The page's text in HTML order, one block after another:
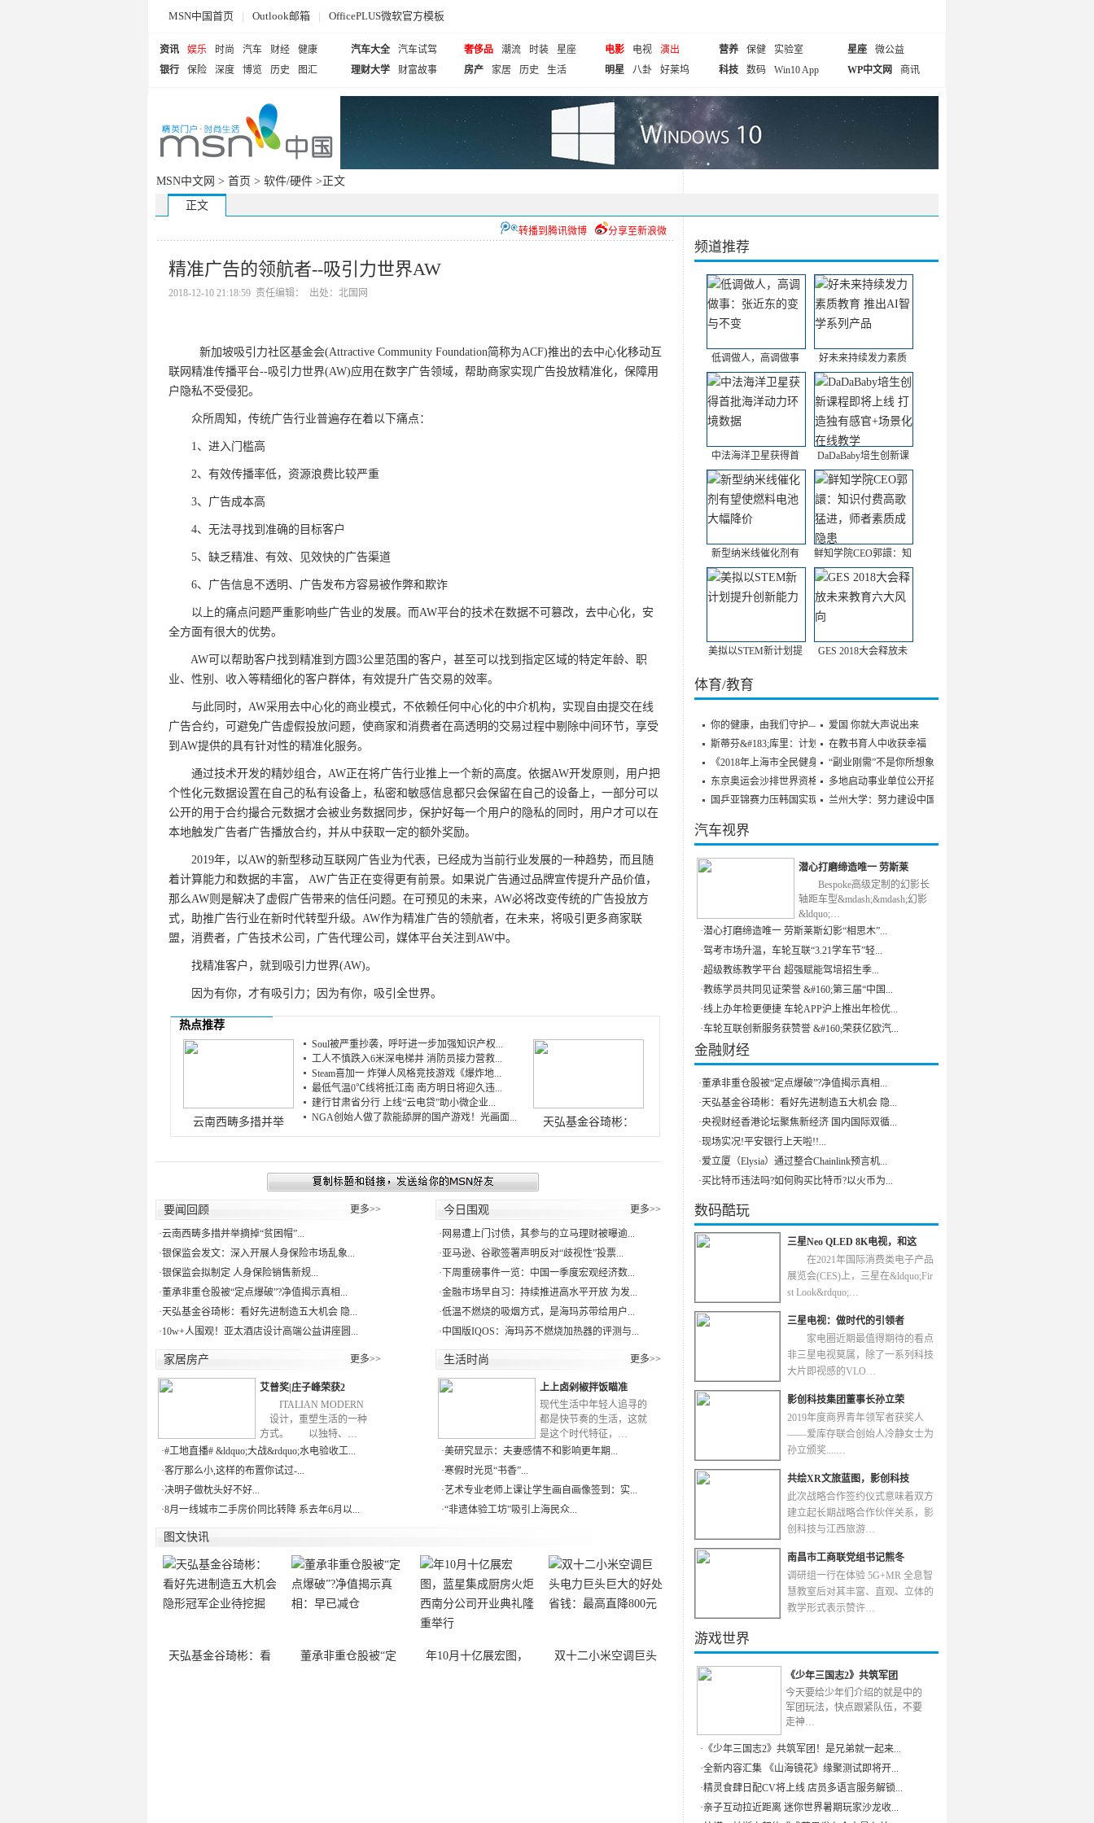
MSN中国首页 | Outlook邮箱 | OfficePLUS微软官方模板
资讯 娱乐 时尚 汽车 财经
健康
银行
保险 深度 博览 历史 图汇
汽车大全
汽车试驾
理财大学
财富故事
奢侈品 潮流 时装
星座
房产
家居 历史 生活
电影 电视
演出
明星
八卦 好莱坞
营养 保健
实验室
科技
数码 Win10 App
星座
微公益
WP中文网
商讯
MSN中文网 > 首页 > 软件/硬件 >正文
正文
分享至新浪微
转播到腾讯微博
精准广告的领航者--吸引力世界AW
2018-12-10 21:18:59 责任编辑： 出处：北国网
新加坡吸引力社区基金会(Attractive Community Foundation简称为ACF)推出的去中心化移动互
联网精准传播平台--吸引力世界(AW)应用在数字广告领域，帮助商家实现广告投放精准化，保障用
户隐私不受侵犯。
众所周知，传统广告行业普遍存在着以下痛点：
1、进入门槛高
2、有效传播率低，资源浪费比较严重
3、广告成本高
4、无法寻找到准确的目标客户
5、缺乏精准、有效、见效快的广告渠道
6、广告信息不透明、广告发布方容易被作弊和欺诈
以上的痛点问题严重影响些广告业的发展。而AW平台的技术在数据不可篡改，去中心化，安
全方面有很大的优势。
AW可以帮助客户找到精准到方圆3公里范围的客户，甚至可以找到指定区域的特定年龄、职
业、性别、收入等精细化的客户群体，有效提升广告交易的效率。
与此同时，AW采用去中心化的商业模式，不依赖任何中心化的中介机构，实现自由提交在线
广告合约，可避免广告虚假投放问题，使商家和消费者在高透明的交易过程中剔除中间环节，享受
到AW提供的具有针对性的精准化服务。
通过技术开发的精妙组合，AW正在将广告行业推上一个新的高度。依据AW开发原则，用户把
个性化元数据设置在自己的私有设备上，私密和敏感信息都只会保留在自己的设备上，一部分可以
公开的用于合约撮合元数据才会被业务数据同步，保护好每一个用户的隐私的同时，用户才可以在
本地触发广告者广告播放合约，并从中获取一定的额外奖励。
2019年，以AW的新型移动互联网广告业为代表，已经成为当前行业发展的一种趋势，而且随
着计算能力和数据的丰富， AW广告正在变得更有前景。如果说广告通过品牌宣传提升产品价值，
那么AW则是解决了虚假广告带来的信任问题。在可预见的未来，AW必将改变传统的广告投放方
式，助推广告行业在新时代转型升级。AW作为精准广告的领航者，在未来，将吸引更多商家联
盟，消费者，广告技术公司，广告代理公司，媒体平台关注到AW中。
找精准客户，就到吸引力世界(AW)。
因为有你，才有吸引力；因为有你，吸引全世界。
热点推荐
云南西畴多措并举
Soul被严重抄袭，呼吁进一步加强知识产权...
工人不慎跌入6米深电梯井 消防员接力营救...
Steam喜加一 炸弹人风格竞技游戏《爆炸地...
最低气温0℃线将抵江南 南方明日将迎久违...
建行甘肃省分行 上线“云电贷”助小微企业...
NGA创始人做了款能舔屏的国产游戏！光画面...
天弘基金谷琦彬：
要闻回顾 更多>>
·云南西畴多措并举摘掉“贫困帽”...
·银保监会发文：深入开展人身保险市场乱象...
·银保监会拟制定 人身保险销售新规...
·董承非重仓股被“定点爆破”?净值揭示真相...
·天弘基金谷琦彬：看好先进制造五大机会 隐...
·10w+人围观！亚太酒店设计高端公益讲座圆...
今日围观 更多>>
· 网易遭上门讨债，其参与的立马理财被曝逾...
·亚马逊、谷歌签署声明反对“歧视性”投票...
· 下周重磅事件一览：中国一季度宏观经济数...
·金融市场早自习：持续推进高水平开放 为发...
·低温不燃烧的吸烟方式，是海玛苏带给用户...
·中国版IQOS：海玛苏不燃烧加热器的评测与...
家居房产 更多>>
艾普奖|庄子峰荣获2
ITALIAN MODERN
设计，重塑生活的一种
方式。 以独特、…
·#工地直播# &ldquo;大战&rdquo;水电验收工...
·客厅那么小,这样的布置你试过-...
·决明子做枕头好不好...
·8月一线城市二手房价同比转降 系去年6月以...
生活时尚 更多>>
上上卤剁椒拌饭瞄准
现代生活中年轻人追寻的
都是快节奏的生活，这就
是这个时代特征，…
·美研究显示：夫妻感情不和影响更年期...
·寒假时光觅“书香”...
·艺术专业老师上课让学生画自画像签到：实...
·“非遗体验工坊”吸引上海民众...
图文快讯
天弘基金谷琦彬：看 董承非重仓股被“定 年10月十亿展宏图， 双十二小米空调巨头
频道推荐
低调做人，高调做事 好未来持续发力素质
中法海洋卫星获得首 DaDaBaby培生创新课
新型纳米线催化剂有 鲜知学院CEO郭譞：知
美拟以STEM新计划提 GES 2018大会释放未
体育/教育
你的健康，由我们守护——
斯蒂芬&#183;库里：计划参
《2018年上海市全民健身发
东京奥运会沙排世界资格赛
国乒亚锦赛力压韩国实现男
爱国 你就大声说出来
在教书育人中收获幸福
“副业刚需”不是你所想象
多地启动事业单位公开招聘
兰州大学：努力建设中国特
汽车视界
潜心打磨缔造唯一 劳斯莱
Bespoke高级定制的幻影长
轴距车型&mdash;&mdash;幻影
&ldquo;…
·潜心打磨缔造唯一 劳斯莱斯幻影“相思木”...
·驾考市场升温，车轮互联“3.21学车节”轻...
·超级教练教学平台 超强赋能驾培招生季...
·教练学员共同见证荣誉 &#160;第三届“中国...
·线上办年检更便捷 车轮APP沪上推出年检优...
·车轮互联创新服务获赞誉 &#160;荣获亿欧汽...
金融财经
·董承非重仓股被“定点爆破”?净值揭示真相...
·天弘基金谷琦彬：看好先进制造五大机会 隐...
·央视财经香港论坛聚焦新经济 国内国际双循...
·现场实况!平安银行上天啦!!...
·爱立厦（Elysia）通过整合Chainlink预言机...
·买比特币违法吗?如何购买比特币?以火币为...
数码酷玩
三星Neo QLED 8K电视，和这
在2021年国际消费类电子产品
展览会(CES)上，三星在&ldquo;Fir
st Look&rdquo;…
三星电视：做时代的引领者
家电圈近期最值得期待的看点
非三星电视莫属，除了一系列科技
大片即视感的VLO…
影创科技集团董事长孙立荣
2019年度商界青年领军者获奖人
——爱库存联合创始人冷静女士为
孙立颁奖....…
共绘XR文旅蓝图，影创科技
此次战略合作签约仪式意味着双方
建立起长期战略合作伙伴关系，影
创科技与江西旅游…
南昌市工商联党组书记熊冬
调研组一行在体验 5G+MR 全息智
慧教室后对其丰富、直观、立体的
教学形式表示赞许…
游戏世界
《少年三国志2》共筑军团
今天要给少年们介绍的就是中的
军团玩法，快点跟紧队伍，不要
走神…
· 《少年三国志2》共筑军团！是兄弟就一起来...
·全新内容汇集 《山海镜花》缘聚测试即将开...
·精灵食肆日配CV将上线 店员多语言服务解锁...
·亲子互动拉近距离 迷你世界暑期玩家沙龙收...